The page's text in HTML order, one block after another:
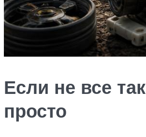
Если не все так
просто